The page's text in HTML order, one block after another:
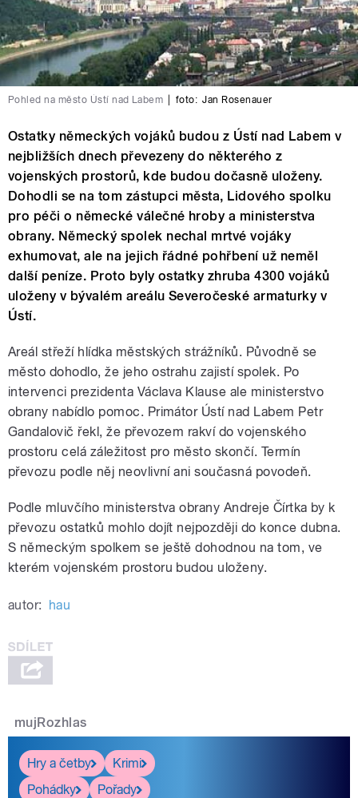
Pohled na město Ústí nad Labem foto: Jan Rosenauer
Ostatky německých vojáků budou z Ústí nad Labem v
nejbližších dnech převezeny do některého z
vojenských prostorů, kde budou dočasně uloženy.
Dohodli se na tom zástupci města, Lidového spolku
pro péči o německé válečné hroby a ministerstva
obrany. Německý spolek nechal mrtvé vojáky
exhumovat, ale na jejich řádné pohřbení už neměl
další peníze. Proto byly ostatky zhruba 4300 vojáků
uloženy v bývalém areálu Severočeské armaturky v
Ústí.
Areál střeží hlídka městských strážníků. Původně se
město dohodlo, že jeho ostrahu zajistí spolek. Po
intervenci prezidenta Václava Klause ale ministerstvo
obrany nabídlo pomoc. Primátor Ústí nad Labem Petr
Gandalovič řekl, že převozem rakví do vojenského
prostoru celá záležitost pro město skončí. Termín
převozu podle něj neovlivní ani současná povodeň.
Podle mluvčího ministerstva obrany Andreje Čírtka by k
převozu ostatků mohlo dojít nejpozději do konce dubna.
S německým spolkem se ještě dohodnou na tom, ve
kterém vojenském prostoru budou uloženy.
autor: hau
mujRozhlas
Hry a četby
Krimi
Pohádky
Pořady